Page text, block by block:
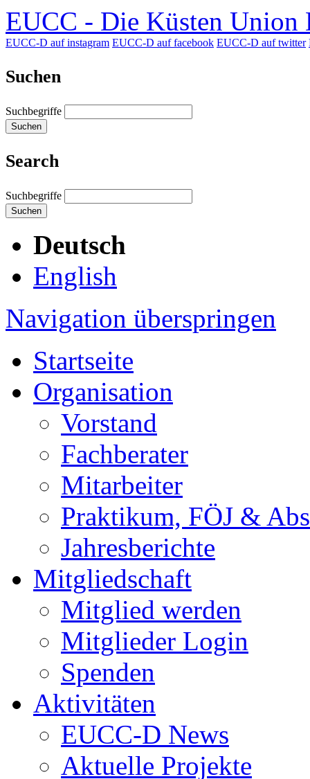
EUCC - Die Küsten Union
EUCC-D auf instagram EUCC-D auf facebook EUCC-D auf twitter
Suchen
Suchbegriffe
Suchen
Search
Suchbegriffe
Suchen
Deutsch
English
Navigation überspringen
Startseite
Organisation
Vorstand
Fachberater
Mitarbeiter
Praktikum, FÖJ &
Jahresberichte
Mitgliedschaft
Mitglied werden
Mitglieder Login
Spenden
Aktivitäten
EUCC-D News
Aktuelle Projekte